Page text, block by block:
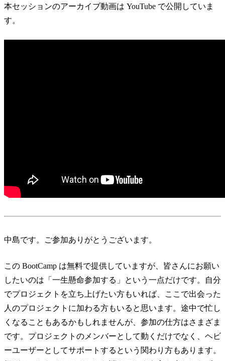
本セッションのアーカイブ動画は YouTube で公開していま
す。
中島です。ご参加ありがとうございます。
この BootCamp は無料で提供していますが、皆さんにお願い
したいのは「一生懸命参加する」という一点だけです。自分
でプロジェクトを立ち上げたい方もいれば、ここで出会った
人のプロジェクトに加わる方もいると思います。途中で忙し
くなることもあるかもしれませんが、参加の仕方はさまざま
です。プロジェクトのメンバーとして動くだけでなく、ヘビ
ーユーザーとしてサポートするという関わり方もあります。